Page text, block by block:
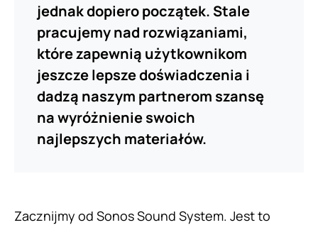
jednak dopiero początek. Stale
pracujemy nad rozwiązaniami,
które zapewnią użytkownikom
jeszcze lepsze doświadczenia i
dadzą naszym partnerom szansę
na wyróżnienie swoich
najlepszych materiałów.
Zacznijmy od Sonos Sound System. Jest to